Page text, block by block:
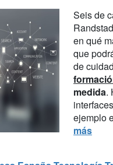
Seis de
en qué
que
de
medida.
ejemplo
más